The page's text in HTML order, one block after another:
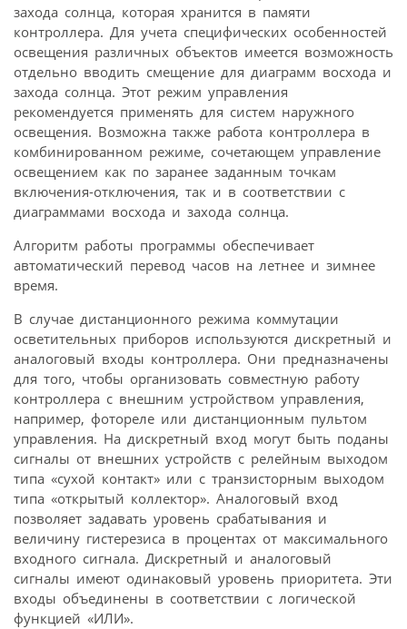
захода солнца, которая хранится в памяти
контроллера. Для учета специфических особенностей
освещения различных объектов имеется возможность
отдельно вводить смещение для диаграмм восхода и
захода солнца. Этот режим управления
рекомендуется применять для систем наружного
освещения. Возможна также работа контроллера в
комбинированном режиме, сочетающем управление
освещением как по заранее заданным точкам
включения-отключения, так и в соответствии с
диаграммами восхода и захода солнца.
Алгоритм работы программы обеспечивает
автоматический перевод часов на летнее и зимнее
время.
В случае дистанционного режима коммутации
осветительных приборов используются дискретный и
аналоговый входы контроллера. Они предназначены
для того, чтобы организовать совместную работу
контроллера с внешним устройством управления,
например, фотореле или дистанционным пультом
управления. На дискретный вход могут быть поданы
сигналы от внешних устройств с релейным выходом
типа «сухой контакт» или с транзисторным выходом
типа «открытый коллектор». Аналоговый вход
позволяет задавать уровень срабатывания и
величину гистерезиса в процентах от максимального
входного сигнала. Дискретный и аналоговый
сигналы имеют одинаковый уровень приоритета. Эти
входы объединены в соответствии с логической
функцией «ИЛИ».